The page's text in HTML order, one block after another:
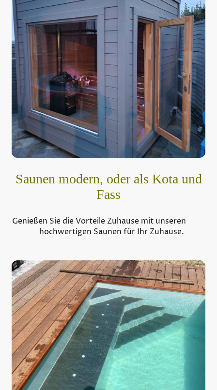
Saunen modern, oder als Kota und
Fass
Genießen Sie die Vorteile Zuhause mit unseren
hochwertigen Saunen für Ihr Zuhause.